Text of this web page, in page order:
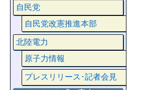
自民党
自民党改憲推進本部
北陸電力
原子力情報
プレスリリース･記者会見